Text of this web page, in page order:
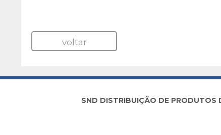
voltar
SND DISTRIBUIÇÃO DE PRODUTOS